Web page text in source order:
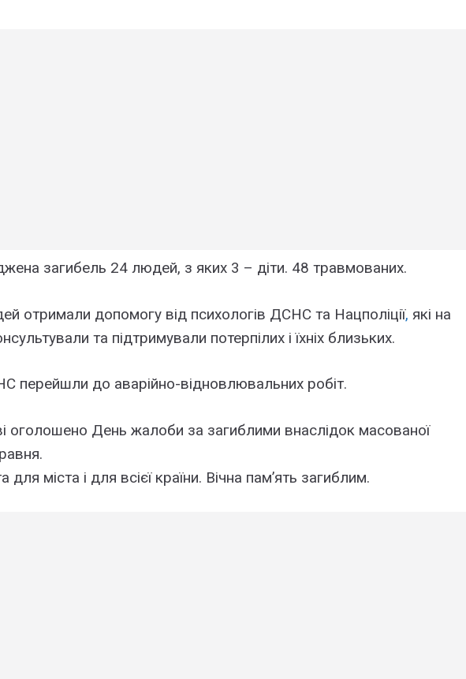
загибель 24 людей, з яких 3 – діти. 48 травмованих.
отримали допомогу від психологів ДСНС та Нацполіції, які на
та підтримували потерпілих і їхніх близьких.
перейшли до аварійно-відновлювальних робіт.
оголошено День жалоби за загиблими внаслідок масованої
міста і для всієї країни. Вічна памʼять загиблим.